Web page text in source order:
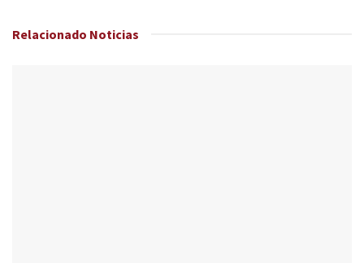
Relacionado Noticias